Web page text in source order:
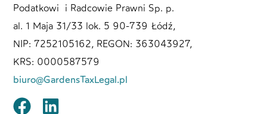
Podatkowi i Radcowie Prawni Sp. p.
al. 1 Maja 31/33 lok. 5 90-739 Łódź,
NIP: 7252105162, REGON: 363043927,
KRS: 0000587579
biuro@GardensTaxLegal.pl